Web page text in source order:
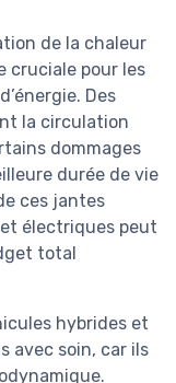
de la chaleur
cruciale pour les
Des
la circulation
dommages
durée de vie
ces jantes
électriques peut
total
hybrides et
avec soin, car ils